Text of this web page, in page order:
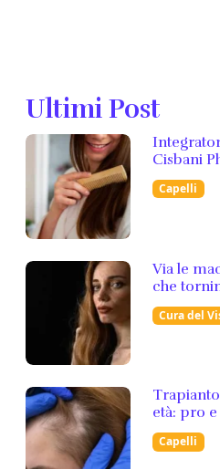
Ultimi Post
Cisbani
Capelli
Via le
che
Cura del
età: pro
Capelli